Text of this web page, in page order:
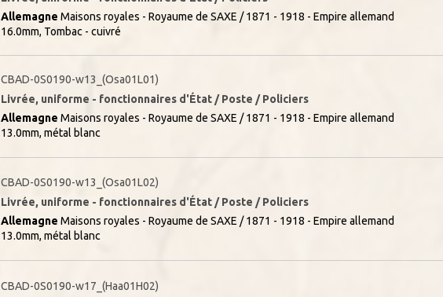
Allemagne Maisons royales - Royaume de SAXE / 1871 - 1918 - Empire allemand
16.0mm, Tombac - cuivré
CBAD-0S0190-w13_(Osa01L01)
Livrée, uniforme - fonctionnaires d'État / Poste / Policiers
Allemagne Maisons royales - Royaume de SAXE / 1871 - 1918 - Empire allemand
13.0mm, métal blanc
CBAD-0S0190-w13_(Osa01L02)
Livrée, uniforme - fonctionnaires d'État / Poste / Policiers
Allemagne Maisons royales - Royaume de SAXE / 1871 - 1918 - Empire allemand
13.0mm, métal blanc
CBAD-0S0190-w17_(Haa01H02)